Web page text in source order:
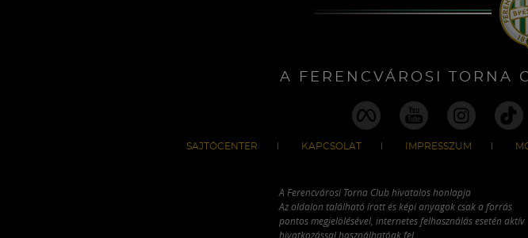
A FERENCVÁROSI TORNA
SAJTÓCENTER KAPCSOLAT IMPRESSZUM
A Ferencvárosi Torna Club hivatalos honlapja
Az oldalon található írott és képi anyagok csak a forrás
pontos megjelölésével, internetes felhasználás esetén aktív
hivatkozással használhatóak fel.